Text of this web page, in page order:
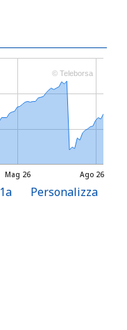
Mag 26 Ago 26
© Teleborsa
1a Personalizza